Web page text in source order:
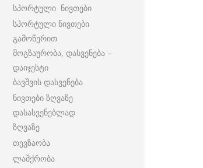
სპორტული ნივთები
სპორტული ნივთები
გამოწერით
მოგზაურობა, დასვენება –
დაიჯესტი
ბავშვის დასვენება
ნივთები ზღვაზე
დასასვენებლად
ზღვაზე
თევზაობა
ლაშქრობა